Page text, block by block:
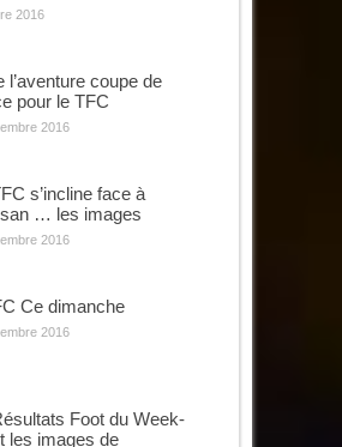
2016
l’aventure coupe de
pour le TFC
2016
s’incline face à
… les images
2016
Ce dimanche
2016
Foot du Week-
les images de